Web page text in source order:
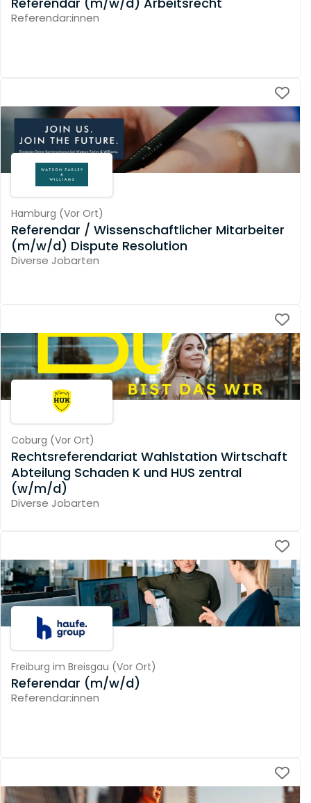
Referendar:innen
Hamburg (Vor Ort)
Referendar / Wissenschaftlicher Mitarbeiter
(m/w/d) Dispute Resolution
Diverse Jobarten
Coburg (Vor Ort)
Rechtsreferendariat Wahlstation Wirtschaft
Abteilung Schaden K und HUS zentral
(w/m/d)
Diverse Jobarten
Freiburg im Breisgau (Vor Ort)
Referendar (m/w/d)
Referendar:innen